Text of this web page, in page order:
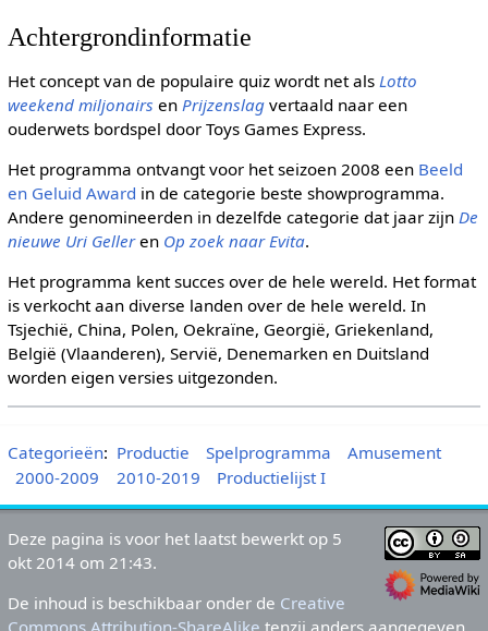
Achtergrondinformatie
Het concept van de populaire quiz wordt net als Lotto
weekend miljonairs en Prijzenslagvertaald naar een
ouderwets bordspel door Toys Games Express.
Het programma ontvangt voor het seizoen 2008 een Beeld
en Geluid Award in de categorie beste showprogramma.
Andere genomineerden in dezelfde categorie dat jaar zijn De
nieuwe Uri Gelleren Op zoek naar Evita.
Het programma kent succes over de hele wereld. Het format
is verkocht aan diverse landen over de hele wereld. In
Tsjechië, China, Polen, Oekraïne, Georgië, Griekenland,
België (Vlaanderen), Servië, Denemarken en Duitsland
worden eigen versies uitgezonden.
Categorieën: Productie Spelprogramma
Amusement
2000-2009
2010-2019 Productielijst I
Deze pagina is voor het laatst bewerkt op 5
okt 2014 om 21:43.
De inhoud is beschikbaar onder de Creative
Commons Attribution-ShareAlike tenzij anders aangegeven.